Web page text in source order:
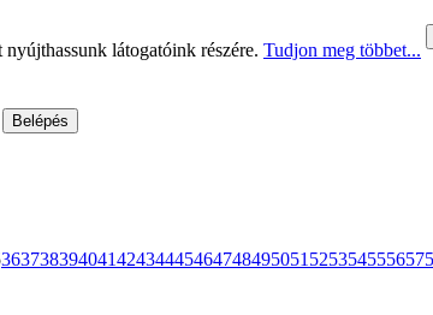
látogatóink részére. Tudjon meg többet...
36373839404142434445464748495051 525354555657